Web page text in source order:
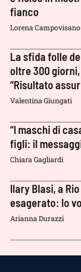
fianco
Lorena Campovisano
La sfida folle
oltre 300
“Risultato
Valentina Giungati
“I maschi di
figli: il
Chiara Gagliardi
Ilary Blasi, a
esagerato: lo
Arianna Durazzi